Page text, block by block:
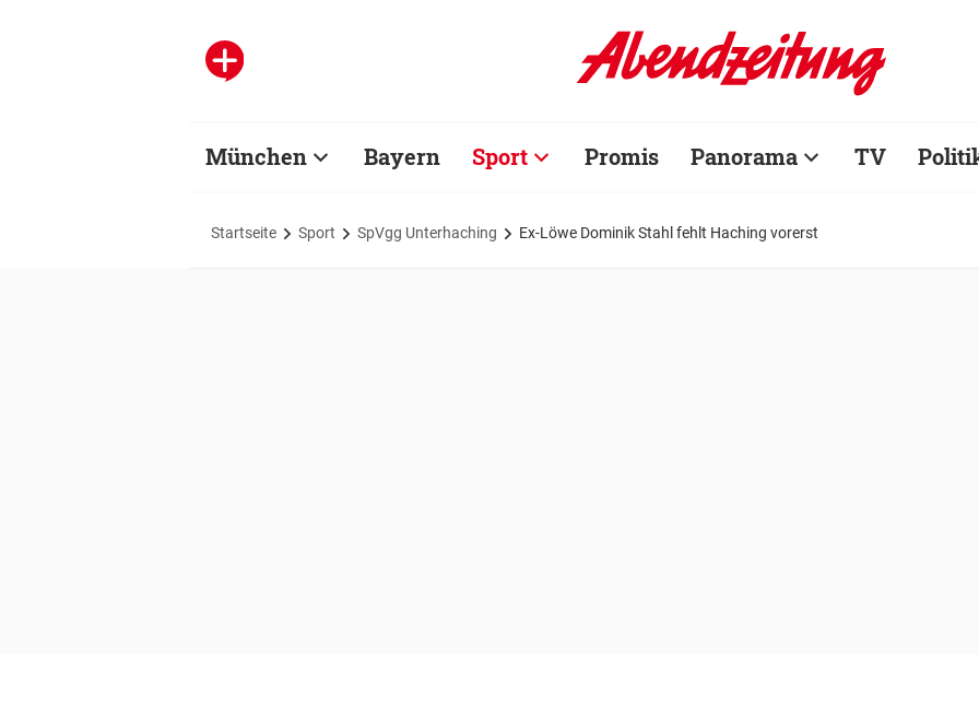
München Bayern Sport Promis Panorama TV
Startseite Sport SpVgg Unterhaching Ex-Löwe Dominik Stahl fehlt Haching vorerst